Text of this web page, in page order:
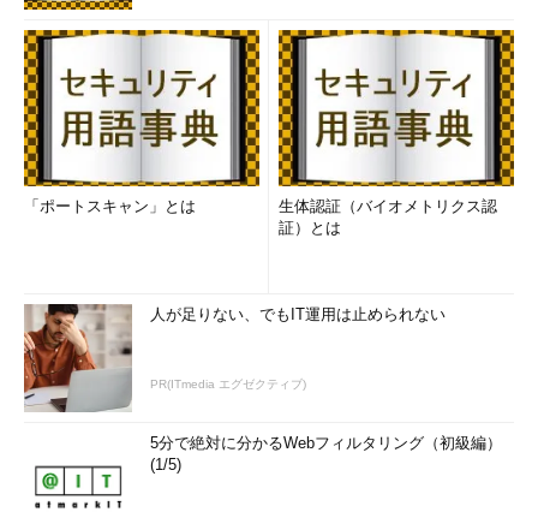
「ポートスキャン」とは
生体認証（バイオメトリクス認
証）とは
人が足りない、でもIT運用は止められない
PR(ITmedia エグゼクティブ)
5分で絶対に分かるWebフィルタリング（初級編）
(1/5)